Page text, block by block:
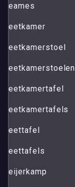
eames
eetkamer
eetkamerstoel
eetkamerstoelen
eetkamertafel
eetkamertafels
eettafel
eettafels
eijerkamp